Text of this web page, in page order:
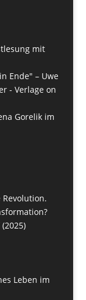
mit
Ende" – Uwe
- Verlage on
Gorelik im
Leben im